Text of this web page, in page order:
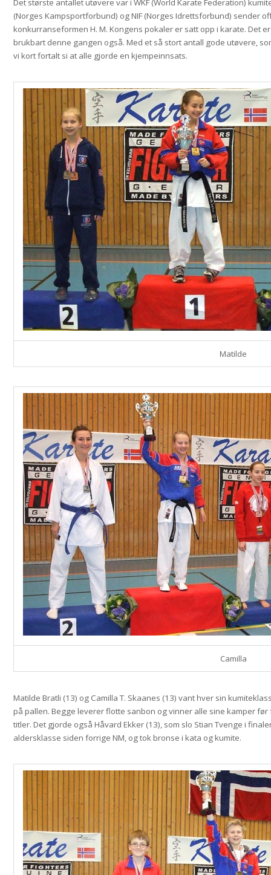
Det største antallet utøvere var i WKF (World Karate Federation)
(Norges Kampsportforbund) og NIF (Norges Idrettsforbund) sender
konkurranseformen H. M. Kongens pokaler er satt opp i karate. Det
brukbart denne gangen også. Med et så stort antall gode utøvere,
vi kort fortalt si at alle gjorde en kjempeinnsats.
Matilde
Camilla
Matilde Bratli (13) og Camilla T. Skaanes (13) vant hver sin
på pallen. Begge leverer flotte sanbon og vinner alle sine kamper
titler. Det gjorde også Håvard Ekker (13), som slo Stian Tvenge i
aldersklasse siden forrige NM, og tok bronse i kata og kumite.